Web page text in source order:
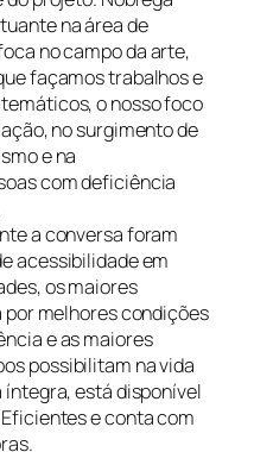
na área de
no campo da arte,
façamos trabalhos e
o nosso foco
no surgimento de
e na
com deficiência
a conversa foram
acessibilidade em
os maiores
melhores condições
e as maiores
possibilitam na vida
íntegra, está disponível
e conta com